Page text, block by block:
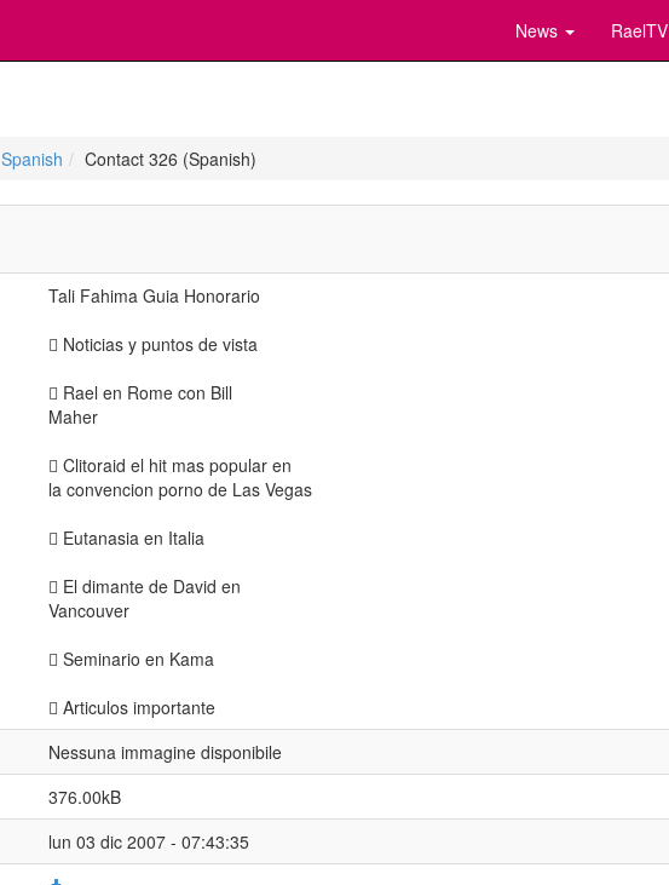
News RaelTV
Spanish Contact 326 (Spanish)
Tali Fahima Guia Honorario
 Noticias y puntos de vista
 Rael en Rome con Bill
Maher
 Clitoraid el hit mas popular en
la convencion porno de Las Vegas
 Eutanasia en Italia
 El dimante de David en
Vancouver
 Seminario en Kama
 Articulos importante
Nessuna immagine disponibile
376.00kB
lun 03 dic 2007 - 07:43:35